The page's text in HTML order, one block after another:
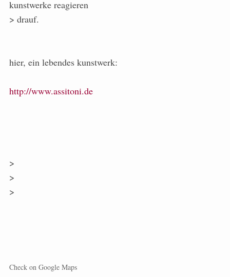
kunstwerke reagieren
> drauf.
hier, ein lebendes kunstwerk:
http://www.assitoni.de
>
>
>
Check on Google Maps